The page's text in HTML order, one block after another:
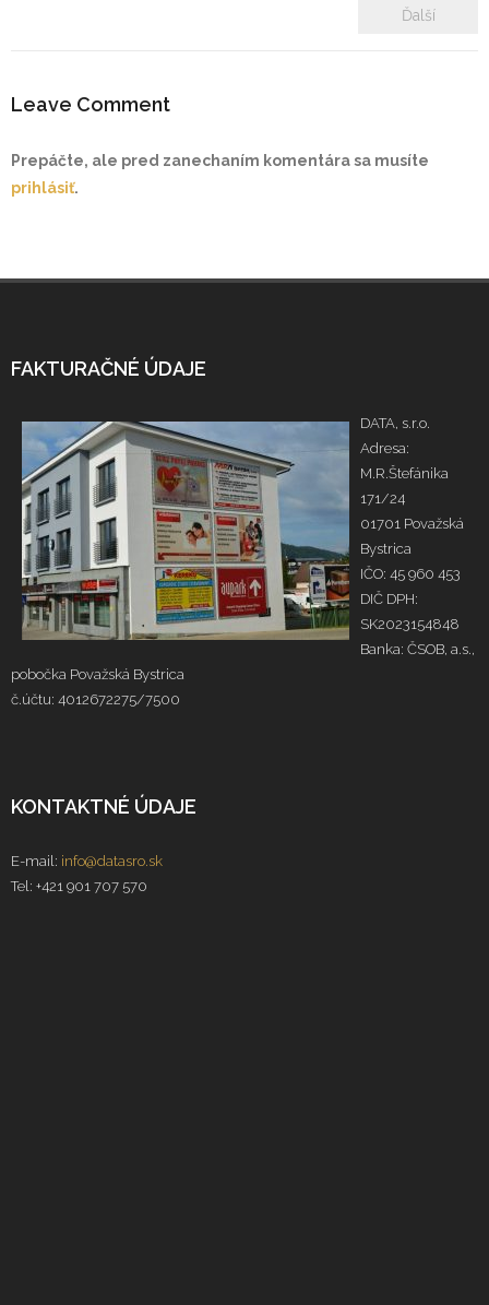
Ďalší
Leave Comment
Prepáčte, ale pred zanechaním komentára sa musíte
prihlásiť.
FAKTURAČNÉ ÚDAJE
DATA, s.r.o.
Adresa:
M.R.Štefánika
171/24
01701 Považská
Bystrica
IČO: 45 960 453
DIČ DPH:
SK2023154848
Banka: ČSOB, a.s.,
pobočka Považská Bystrica
č.účtu: 4012672275/7500
KONTAKTNÉ ÚDAJE
E-mail: info@datasro.sk
Tel: +421 901 707 570